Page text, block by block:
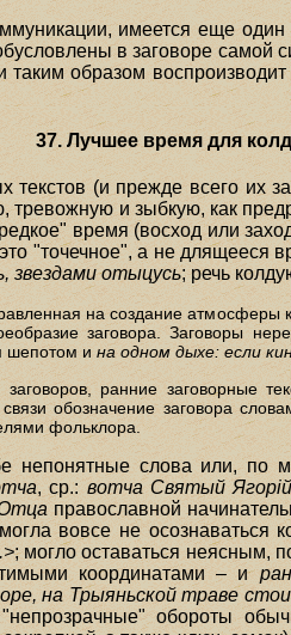
имеется еще
в заговоре самой
таким образом
37. Лучшее время для
текстов (и прежде всего их
тревожную и зыбкую, как
время (восход или
"точечное", а не длящееся
звездами отыцусь; речь
на создание атмосферы
заговора. Заговоры
шепотом ина одном дыхе: если
ранние заговорные
обозначение заговора
фольклора.
непонятные слова или, по
, ср.: вотча Святый
православной
вовсе не
; могло оставаться неясным,
координатами – и
на Трыяньской траве
обороты